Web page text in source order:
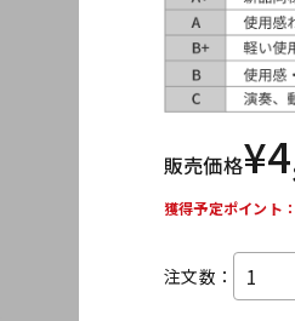
レコーデ
グ機器
販売価格¥
獲得予定ポイント：
注文数：